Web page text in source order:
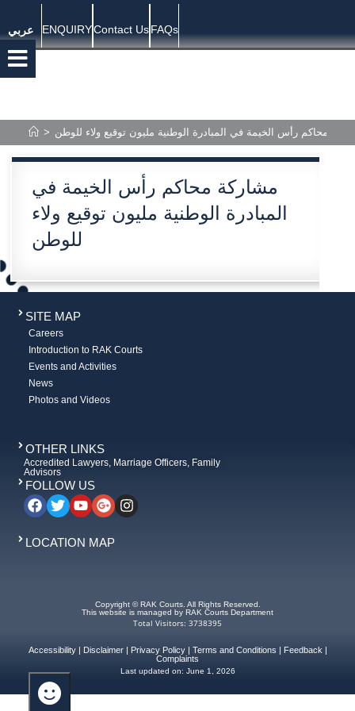
عربي ENQUIRYContact UsFAQs
> محاكم رأس الخيمة في المبادرة الوطنية مليون توقيع ولاء للوطن
مشاركة محاكم رأس الخيمة في
المبادرة الوطنية مليون توقيع ولاء
للوطن
SITE MAP
Careers
Introduction to RAK Courts
Events and Activities
News
Photos and Videos
OTHER LINKS
Accredited Lawyers, Marriage Officers, Family
Advisors
FOLLOW US
LOCATION MAP
Copyright © RAK Courts. All Rights Reserved.
This website is managed by RAK Courts Department
Total Visitors: 3738395
Accessibility| Disclaimer| Privacy Policy| Terms and Conditions Feedback
Complaints
Last updated on: June 1, 2026